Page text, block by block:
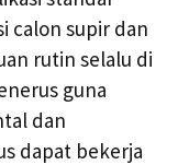
calon supir dan
rutin selalu di
guna
dan
dapat bekerja